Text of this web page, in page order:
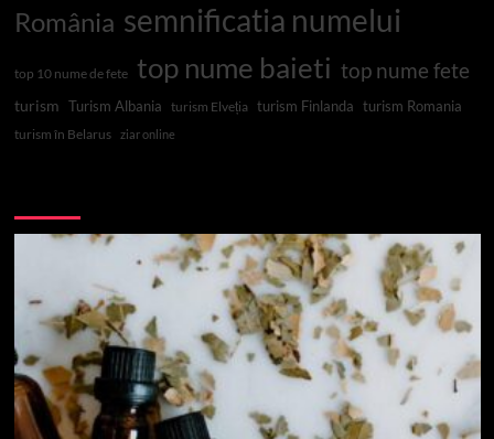
România semnificatia numelui
top 10 nume de fete top nume baieti top nume fete
turism Turism Albania turism Elveția turism Finlanda turism Romania
turism în Belarus ziar online